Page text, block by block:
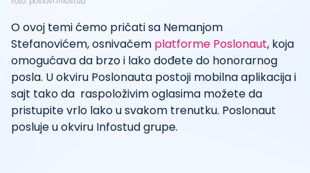
O ovoj temi ćemo pričati sa Nemanjom
Stefanovićem, osnivačem platforme Poslonaut, koja
omogućava da brzo i lako dođete do honorarnog
posla. U okviru Poslonauta postoji mobilna aplikacija i
sajt tako da raspoloživim oglasima možete da
pristupite vrlo lako u svakom trenutku. Poslonaut
posluje u okviru Infostud grupe.